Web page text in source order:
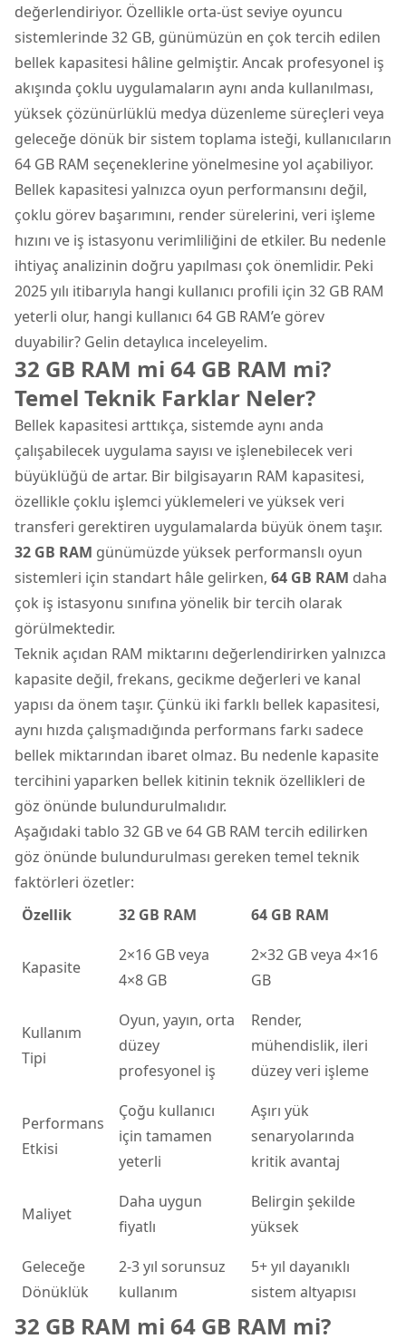
değerlendiriyor. Özellikle orta-üst seviye oyuncu
sistemlerinde 32 GB, günümüzün en çok tercih edilen
bellek kapasitesi hâline gelmiştir. Ancak profesyonel iş
akışında çoklu uygulamaların aynı anda kullanılması,
yüksek çözünürlüklü medya düzenleme süreçleri veya
geleceğe dönük bir sistem toplama isteği, kullanıcıların
64 GB RAM seçeneklerine yönelmesine yol açabiliyor.
Bellek kapasitesi yalnızca oyun performansını değil,
çoklu görev başarımını, render sürelerini, veri işleme
hızını ve iş istasyonu verimliliğini de etkiler. Bu nedenle
ihtiyaç analizinin doğru yapılması çok önemlidir. Peki
2025 yılı itibarıyla hangi kullanıcı profili için 32 GB RAM
yeterli olur, hangi kullanıcı 64 GB RAM’e görev
duyabilir? Gelin detaylıca inceleyelim.
32 GB RAM mi 64 GB RAM mi?
Temel Teknik Farklar Neler?
Bellek kapasitesi arttıkça, sistemde aynı anda
çalışabilecek uygulama sayısı ve işlenebilecek veri
büyüklüğü de artar. Bir bilgisayarın RAM kapasitesi,
özellikle çoklu işlemci yüklemeleri ve yüksek veri
transferi gerektiren uygulamalarda büyük önem taşır.
32 GB RAM günümüzde yüksek performanslı oyun
sistemleri için standart hâle gelirken, 64 GB RAM daha
çok iş istasyonu sınıfına yönelik bir tercih olarak
görülmektedir.
Teknik açıdan RAM miktarını değerlendirirken yalnızca
kapasite değil, frekans, gecikme değerleri ve kanal
yapısı da önem taşır. Çünkü iki farklı bellek kapasitesi,
aynı hızda çalışmadığında performans farkı sadece
bellek miktarından ibaret olmaz. Bu nedenle kapasite
tercihini yaparken bellek kitinin teknik özellikleri de
göz önünde bulundurulmalıdır.
Aşağıdaki tablo 32 GB ve 64 GB RAM tercih edilirken
göz önünde bulundurulması gereken temel teknik
faktörleri özetler:
Özellik
32 GB RAM 64 GB RAM
Kapasite
2×16 GB veya
4×8 GB
2×32 GB veya 4×16
GB
Kullanım
Tipi
Oyun, yayın, orta
düzey
profesyonel iş
Render,
mühendislik, ileri
düzey veri işleme
Performans
Etkisi
Çoğu kullanıcı
için tamamen
yeterli
Aşırı yük
senaryolarında
kritik avantaj
Maliyet
Daha uygun
fiyatlı
Belirgin şekilde
yüksek
Geleceğe
Dönüklük
2-3 yıl sorunsuz
kullanım
5+ yıl dayanıklı
sistem altyapısı
32 GB RAM mi 64 GB RAM mi?